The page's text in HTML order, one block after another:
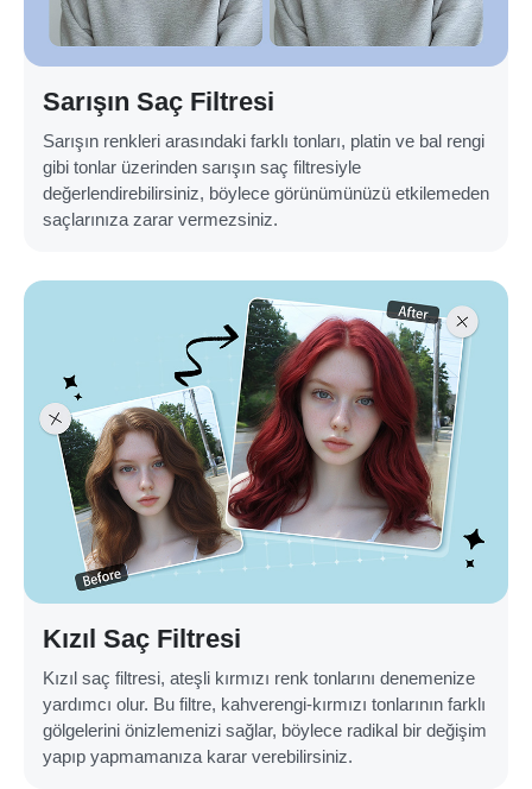
Sarışın Saç Filtresi
Sarışın renkleri arasındaki farklı tonları, platin ve bal rengi
gibi tonlar üzerinden sarışın saç filtresiyle
değerlendirebilirsiniz, böylece görünümünüzü etkilemeden
saçlarınıza zarar vermezsiniz.
Kızıl Saç Filtresi
Kızıl saç filtresi, ateşli kırmızı renk tonlarını denemenize
yardımcı olur. Bu filtre, kahverengi-kırmızı tonlarının farklı
gölgelerini önizlemenizi sağlar, böylece radikal bir değişim
yapıp yapmamanıza karar verebilirsiniz.